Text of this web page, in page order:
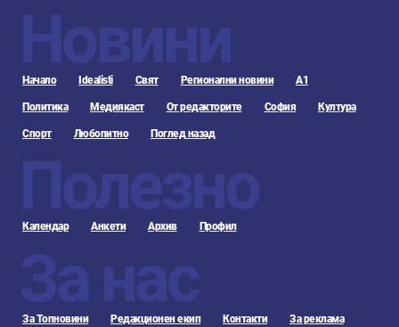
Новини
Начало Idealisti Свят Регионални новини А1
Политика Медиякаст От редакторите София Култура
Спорт Любопитно Поглед назад
Полезно
Календар Анкети Архив Профил
За нас
За Топновини Редакционен екип Контакти За реклама